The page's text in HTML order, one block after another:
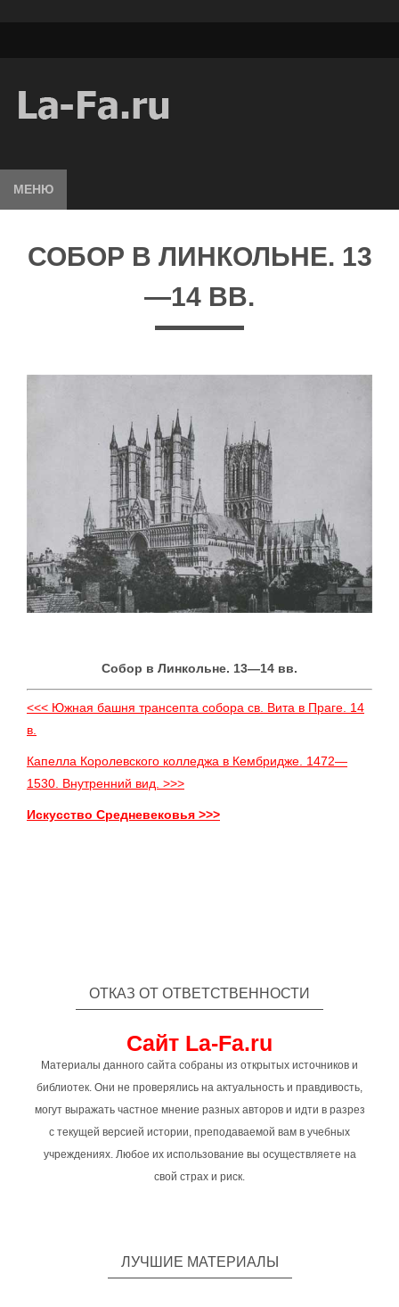
МЕНЮ
СОБОР В ЛИНКОЛЬНЕ. 13
—14 ВВ.
Собор в Линкольне. 13—14 вв.
<<< Южная башня трансепта собора св. Вита в Праге. 14
в.
Капелла Королевского колледжа в Кембридже. 1472—
1530. Внутренний вид. >>>
Искусство Средневековья >>>
ОТКАЗ ОТ ОТВЕТСТВЕННОСТИ
Сайт La-Fa.ru
Материалы данного сайта собраны из открытых источников и
библиотек. Они не проверялись на актуальность и правдивость,
могут выражать частное мнение разных авторов и идти в разрез
с текущей версией истории, преподаваемой вам в учебных
учреждениях. Любое их использование вы осуществляете на
свой страх и риск.
ЛУЧШИЕ МАТЕРИАЛЫ